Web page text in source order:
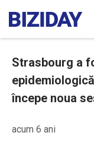
Strasbourg a
începe noua
acum 6 ani